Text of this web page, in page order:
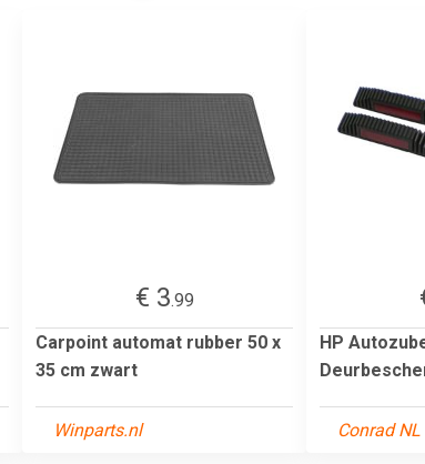
€ 3.99
Carpoint automat rubber 50 x
35 cm zwart
Winparts.nl
HP
Conrad NL